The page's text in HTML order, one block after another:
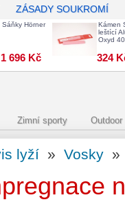
ZÁSADY SOUKROMÍ
Sáňky Hörner
1 696 Kč
Kámen
leštící
Oxyd
324
Zimní sporty
lyží » Vosky